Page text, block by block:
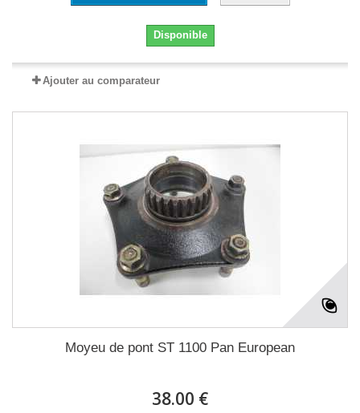
Disponible
Ajouter au comparateur
Moyeu de pont ST 1100 Pan European
38.00 €